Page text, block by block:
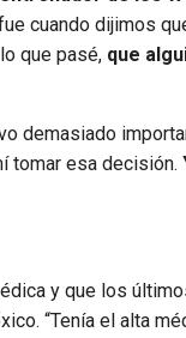
cuando dijimos
que pasé, que
demasiado
tomar esa decisión.
y que los
“Tenía el alta